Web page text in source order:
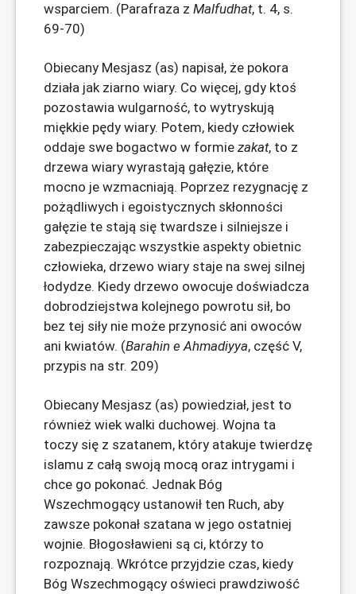
wsparciem. (Parafraza z Malfudhat, t. 4, s.
69-70)
Obiecany Mesjasz (as) napisał, że pokora
działa jak ziarno wiary. Co więcej, gdy ktoś
pozostawia wulgarność, to wytryskują
miękkie pędy wiary. Potem, kiedy człowiek
oddaje swe bogactwo w formie zakat, to z
drzewa wiary wyrastają gałęzie, które
mocno je wzmacniają. Poprzez rezygnację z
pożądliwych i egoistycznych skłonności
gałęzie te stają się twardsze i silniejsze i
zabezpieczając wszystkie aspekty obietnic
człowieka, drzewo wiary staje na swej silnej
łodydze. Kiedy drzewo owocuje doświadcza
dobrodziejstwa kolejnego powrotu sił, bo
bez tej siły nie może przynosić ani owoców
ani kwiatów. (Barahin e Ahmadiyya, część V,
przypis na str. 209)
Obiecany Mesjasz (as) powiedział, jest to
również wiek walki duchowej. Wojna ta
toczy się z szatanem, który atakuje twierdzę
islamu z całą swoją mocą oraz intrygami i
chce go pokonać. Jednak Bóg
Wszechmogący ustanowił ten Ruch, aby
zawsze pokonał szatana w jego ostatniej
wojnie. Błogosławieni są ci, którzy to
rozpoznają. Wkrótce przyjdzie czas, kiedy
Bóg Wszechmogący oświeci prawdziwość